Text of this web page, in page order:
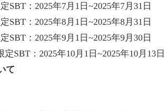
SBT：2025年7月1日~2025年7月31日
SBT：2025年8月1日~2025年8月31日
SBT：2025年9月1日~2025年9月30日
SBT：2025年10月1日~2025年10月13日
て